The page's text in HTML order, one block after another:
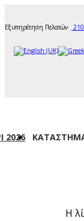
Εξυπηρέτηση Πελατών
2026
Η